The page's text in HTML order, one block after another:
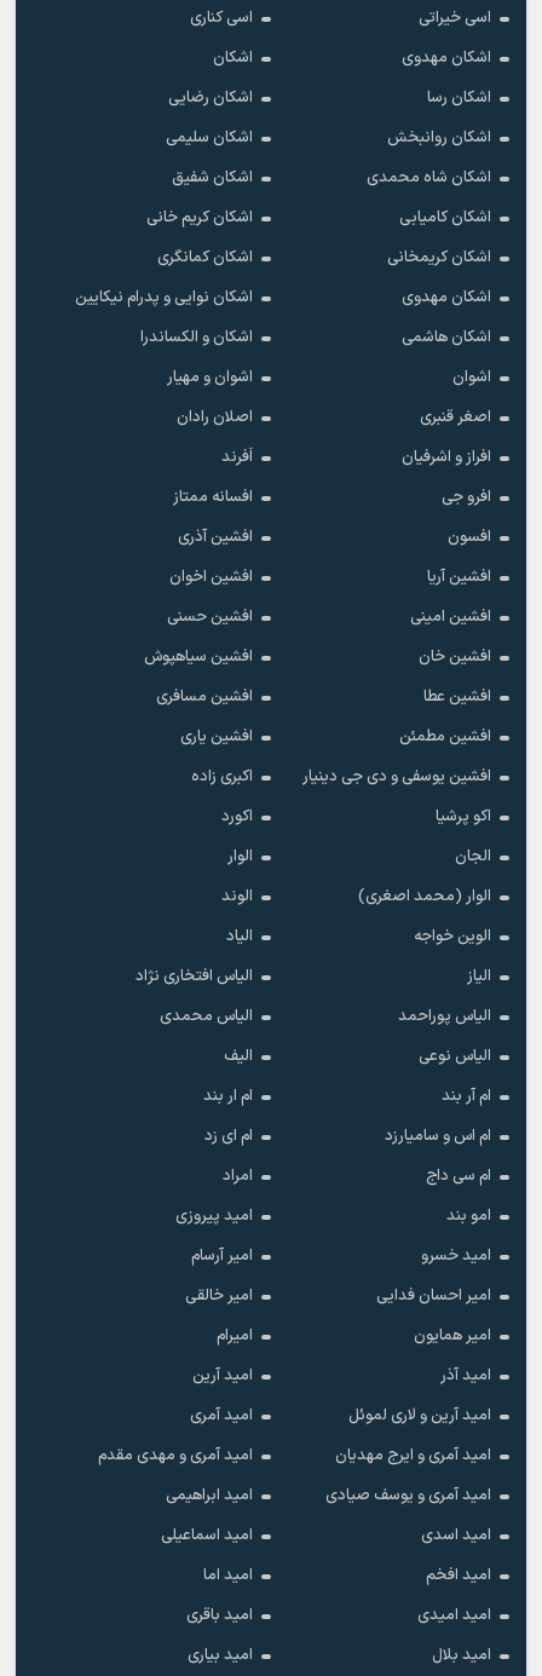
اسی خیراتی
اسی کناری
اشکان مهدوى
اشکان
اشکان رسا
اشکان رضایی
اشکان روانبخش
اشکان سلیمی
اشکان شاه محمدی
اشکان شفیق
اشکان کامیابی
اشکان کریم خانی
اشکان کریمخانی
اشکان کمانگری
اشکان مهدوی
اشکان نوایی و پدرام نیکایین
اشکان هاشمی
اشکان و الکساندرا
اشوان
اشوان و مهیار
اصغر قنبری
اصلان رادان
افراز و اشرفیان
اَفرند
افرو جی
افسانه ممتاز
افسون
افشین آذری
افشین آریا
افشین اخوان
افشین امینی
افشین حسنی
افشین خان
افشین سیاهپوش
افشین عطا
افشین مسافری
افشین مطمئن
افشین یاری
افشین یوسفی و دی جی دینیار
اکبری زاده
اکو پرشیا
اکورد
الجان
الوار
الوار (محمد اصغری)
الوند
الوین خواجه
الیاد
الیاز
الیاس افتخاری نژاد
الیاس پوراحمد
الیاس محمدی
الیاس نوعی
الیف
ام آر بند
ام ار بند
ام اس و سامیارزد
ام ای زد
ام سی داج
امراد
امو بند
امید پیروزی
امید خسرو
امیر آرسام
امیر احسان فدایی
امیر خالقى
امیر همایون
امیرام
امید آذر
امید آرین
امید آرین و لاری لموئل
امید آمری
امید آمری و ایرج مهدیان
امید آمری و مهدی مقدم
امید آمری و یوسف صیادی
امید ابراهیمی
امید اسدی
امید اسماعیلی
امید افخم
امید اما
امید امیدی
امید باقری
امید بلال
امید بیاری